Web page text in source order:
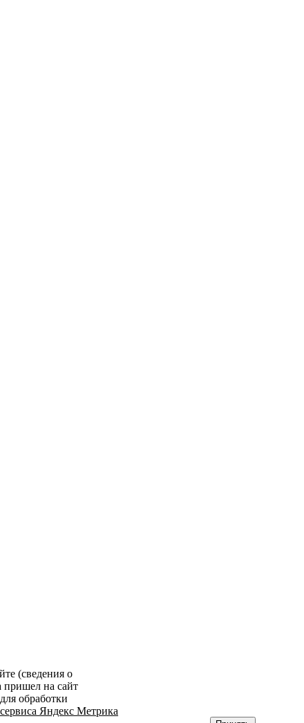
(сведения о
пришел на сайт
обработки
Яндекс Метрика